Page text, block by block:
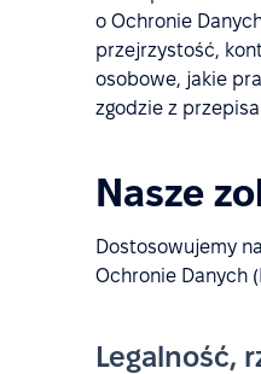
o Ochronie
przejrzystość,
osobowe, jakie
zgodzie z
Nasze
Dostosowujemy
Ochronie Danych
Legalność,